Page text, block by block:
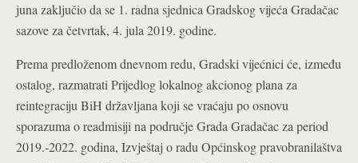
juna zaključio da se 1. radna sjednica Gradskog vijeća Gradačac
sazove za četvrtak, 4. jula 2019. godine.
Prema predloženom dnevnom redu, Gradski vijećnici će, između
ostalog, razmatrati Prijedlog lokalnog akcionog plana za
reintegraciju BiH državljana koji se vraćaju po osnovu
sporazuma o readmisiji na područje Grada Gradačac za period
2019.-2022. godina, Izvještaj o radu Općinskog pravobranilaštva